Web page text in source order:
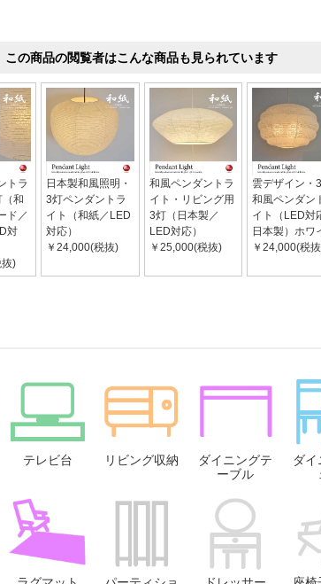
この商品の閲覧者はこんな商品も見られています
トラ
（和
ド／
対
)
日本製和風照明・
3灯ペンダントラ
イト（和紙／LED
対応）
￥24,000(税抜)
和風ペンダントラ
イト・リビング用
3灯（日本製／
LED対応）
￥25,000(税抜)
雲デザイン・
和風ペンダン
イト（LED対
日本製）ホワ
￥24,000(税
テレビ台 リビング収納
ダイニングテ
ーブル
ダイ